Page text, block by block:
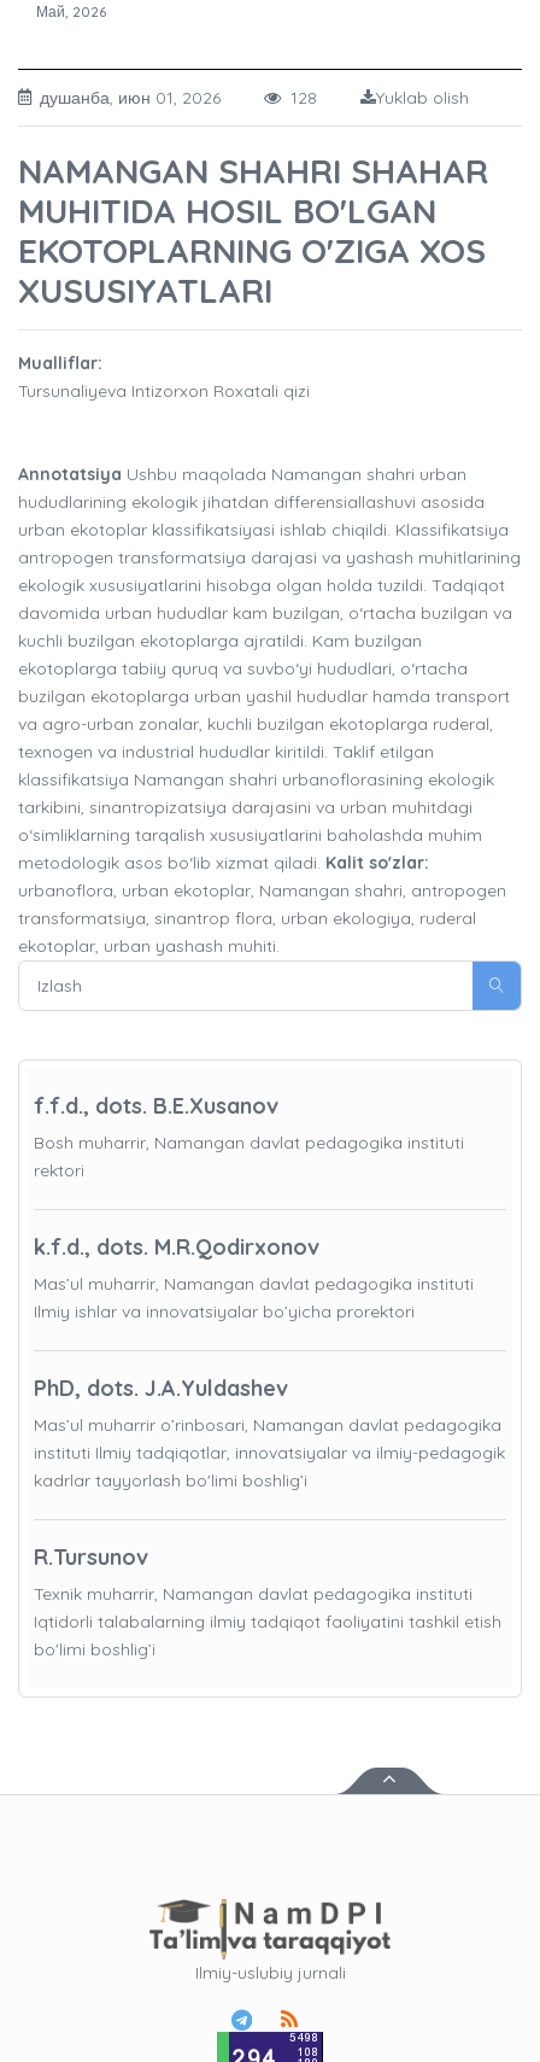
Май, 2026
душанба, июн 01, 2026 128 Yuklab olish
NAMANGAN SHAHRI SHAHAR
MUHITIDA HOSIL BO'LGAN
EKOTOPLARNING O'ZIGA XOS
XUSUSIYATLARI
Mualliflar:
Tursunaliyeva Intizorxon Roxatali qizi
Annotatsiya Ushbu maqolada Namangan shahri urban
hududlarining ekologik jihatdan differensiallashuvi asosida
urban ekotoplar klassifikatsiyasi ishlab chiqildi. Klassifikatsiya
antropogen transformatsiya darajasi va yashash muhitlarining
ekologik xususiyatlarini hisobga olgan holda tuzildi. Tadqiqot
davomida urban hududlar kam buzilgan, o‘rtacha buzilgan va
kuchli buzilgan ekotoplarga ajratildi. Kam buzilgan
ekotoplarga tabiiy quruq va suvbo‘yi hududlari, o‘rtacha
buzilgan ekotoplarga urban yashil hududlar hamda transport
va agro-urban zonalar, kuchli buzilgan ekotoplarga ruderal,
texnogen va industrial hududlar kiritildi. Taklif etilgan
klassifikatsiya Namangan shahri urbanoflorasining ekologik
tarkibini, sinantropizatsiya darajasini va urban muhitdagi
o‘simliklarning tarqalish xususiyatlarini baholashda muhim
metodologik asos bo‘lib xizmat qiladi. Kalit so'zlar:
urbanoflora, urban ekotoplar, Namangan shahri, antropogen
transformatsiya, sinantrop flora, urban ekologiya, ruderal
ekotoplar, urban yashash muhiti.
f.f.d., dots. B.E.Xusanov
Bosh muharrir, Namangan davlat pedagogika instituti
rektori
k.f.d., dots. M.R.Qodirxonov
Mas’ul muharrir, Namangan davlat pedagogika instituti
Ilmiy ishlar va innovatsiyalar bo’yicha prorektori
PhD, dots. J.A.Yuldashev
Mas’ul muharrir o’rinbosari, Namangan davlat pedagogika
instituti Ilmiy tadqiqotlar, innovatsiyalar va ilmiy-pedagogik
kadrlar tayyorlash bo'limi boshlig’i
R.Tursunov
Texnik muharrir, Namangan davlat pedagogika instituti
Iqtidorli talabalarning ilmiy tadqiqot faoliyatini tashkil etish
bo'limi boshlig’i
Ilmiy-uslubiy jurnali